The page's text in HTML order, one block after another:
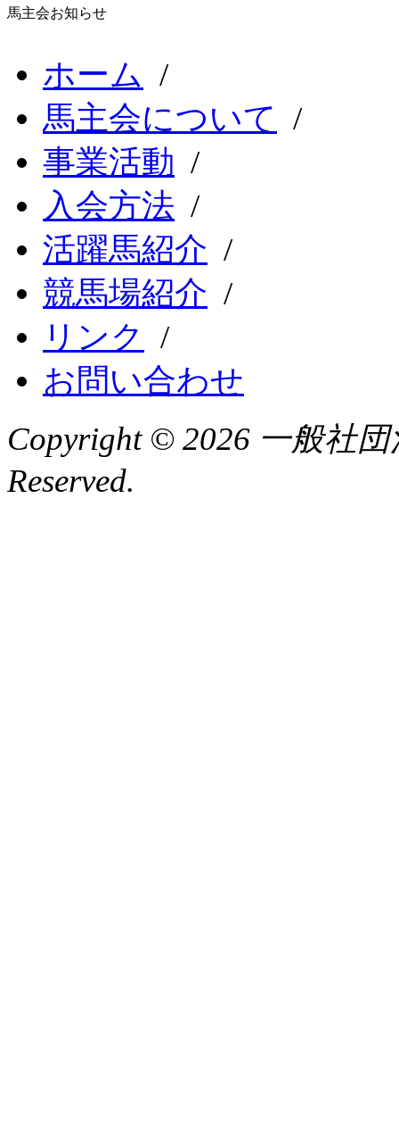
馬主会お知らせ
ホーム /
馬主会について /
事業活動 /
入会方法 /
活躍馬紹介 /
競馬場紹介 /
リンク
/
お問い合わせ
Copyright © 2026 一般社
Reserved.